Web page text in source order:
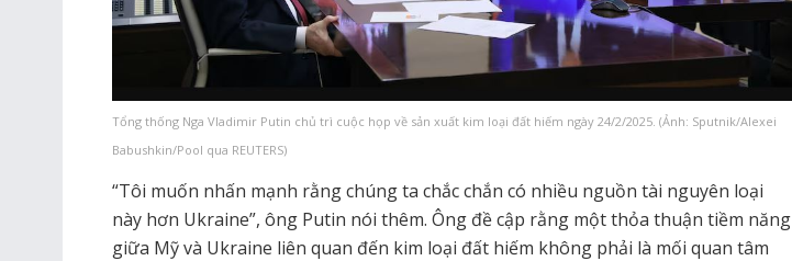
Tổng thống Nga Vladimir Putin chủ trì cuộc họp về sản xuất kim loại đất hiếm ngày 24/2/2025. (Ảnh: Sputnik/Alexei
Babushkin/Pool qua REUTERS)
“Tôi muốn nhấn mạnh rằng chúng ta chắc chắn có nhiều nguồn tài nguyên loại
này hơn Ukraine”, ông Putin nói thêm. Ông đề cập rằng một thỏa thuận tiềm năng
giữa Mỹ và Ukraine liên quan đến kim loại đất hiếm không phải là mối quan tâm